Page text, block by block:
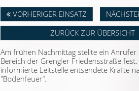
VORHERIGER EINSATZ
ZURÜCK ZUR ÜBERSICHT
Am frühen Nachmittag stellte ein Anrufer
Bereich der Grengler Friedensstraße
informierte Leitstelle entsendete Kräfte
"Bodenfeuer".